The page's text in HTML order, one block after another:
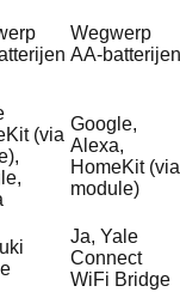
Wegwerp
AA‑batterijen
(via
Google,
Alexa,
HomeKit (via
module)
Ja, Yale
Connect
WiFi Bridge